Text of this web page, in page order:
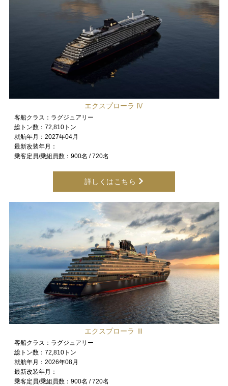
エクスプローラ Ⅳ
客船クラス： ラグジュアリー
総トン数： 72,810トン
就航年月： 2027年04月
最新改装年月：
乗客定員/乗組員数： 900名 / 720名
詳しくはこちら
エクスプローラ Ⅲ
客船クラス： ラグジュアリー
総トン数： 72,810トン
就航年月： 2026年08月
最新改装年月：
乗客定員/乗組員数： 900名 / 720名